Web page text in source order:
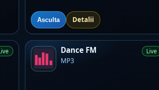
Asculta Detalii
Dance FM
MP3
Live